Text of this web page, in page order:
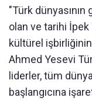
"Türk
olan ve tarihi
kültürel
Ahmed Yesevi
liderler, tüm
başlangıcına